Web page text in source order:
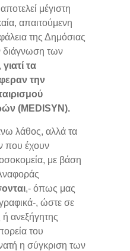
μέγιστη
απαιτούμενη
της Δημόσιας
διάγνωση των
γιατί τα
την
(MEDISYΝ).
λάθος, αλλά τα
που έχουν
με βάση
,- όπως μας
, ώστε σε
ανεξήγητης
του
η σύγκριση των